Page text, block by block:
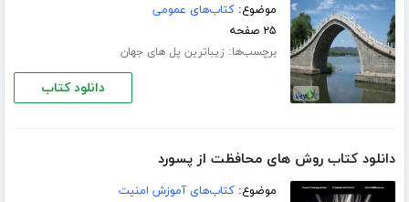
موضوع:کتاب‌های عمومی
۲۵ صفحه
برچسب‌ها: زیباترین پل های جهان
دانلود کتاب
دانلود کتاب روش های محافظت از پسورد
موضوع:کتاب‌های آموزش امنیت